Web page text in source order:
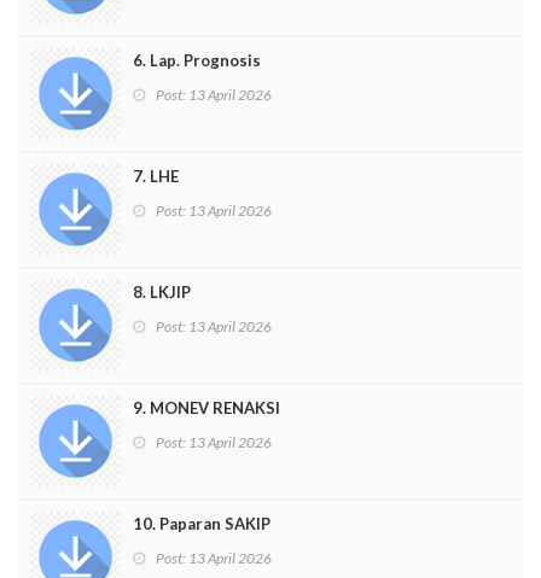
6. Lap. Prognosis
Post: 13 April 2026
7. LHE
Post: 13 April 2026
8. LKJIP
Post: 13 April 2026
9. MONEV RENAKSI
Post: 13 April 2026
10. Paparan SAKIP
Post: 13 April 2026